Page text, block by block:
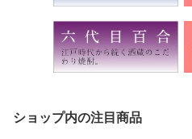
ショップ内の注目商品